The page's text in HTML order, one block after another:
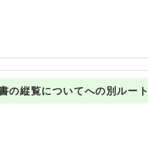
の縦覧についてへの別ルー